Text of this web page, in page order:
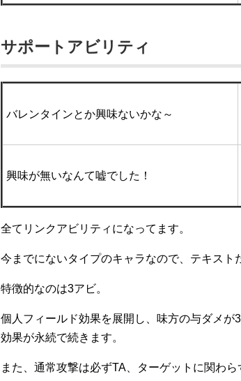
サポートアビリティ
バレンタインとか興味ないかな～
興味が無いなんて嘘でした！
全てリンクアビリティになってます。
今までにないタイプのキャラなので、テキス
特徴的なのは3アビ。
個人フィールド効果を展開し、味方の与ダメ
効果が永続で続きます。
また、通常攻撃は必ずTA、ターゲットに関わ